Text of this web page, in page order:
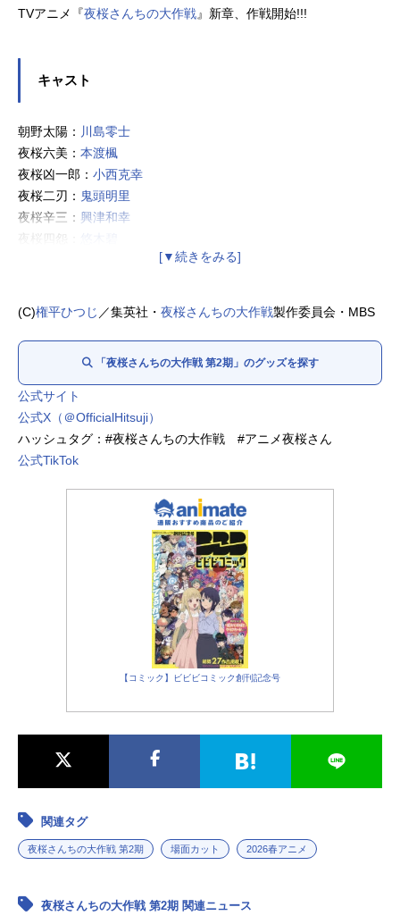
TVアニメ『夜桜さんちの大作戦』新章、作戦開始!!!
キャスト
朝野太陽： 川島零士
夜桜六美： 本渡楓
夜桜凶一郎： 小西克幸
夜桜二刃： 鬼頭明里
夜桜辛三： 興津和幸
夜桜四怨：
松岡禎丞
道端草助：
石川界人
不動りん：朴璐美
内山昂輝
犬神王牙：濱野大輝
二ノ前御前：久川綾
五輪太夫：
中原麻衣
出雲灰： 神谷浩史
(C)権平ひつじ ／集英社・ 夜桜さんちの大作戦製作委員会・MBS
「夜桜さんちの大作戦 第2期」のグッズを探す
公式サイト
公式X（＠OfficialHitsuji）
ハッシュタグ：#夜桜さんちの大作戦 #アニメ夜桜さん
公式TikTok
【コミック】ビビビコミック創刊記念号
関連タグ
夜桜さんちの大作戦 第2期 場面カット 2026春アニメ
夜桜さんちの大作戦 第2期 関連ニュース